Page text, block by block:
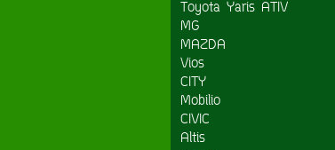
Toyota Yaris ATIV
MG
MAZDA
Vios
CITY
Mobilio
CIVIC
Altis